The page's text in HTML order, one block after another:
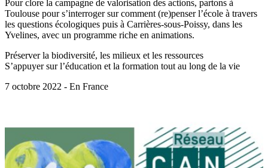
Pour clore la campagne de valorisation des actions, partons à
Toulouse pour s’interroger sur comment (re)penser l’école à travers
les questions écologiques puis à Carrières-sous-Poissy, dans les
Yvelines, avec un programme riche en animations.
Préserver la biodiversité, les milieux et les ressources
S’appuyer sur l’éducation et la formation tout au long de la vie
7 octobre 2022 - En France